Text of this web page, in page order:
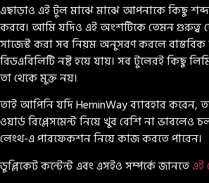
এছাড়াও এই টুল মাঝে মাঝে আপনাকে কিছু
করবে। আমি যদিও এই অংশটিকে তেমন গুরুত্ব
সাজেস্ট করা সব নিয়ম অনুসরণ করলে বাস্তবিক
রিডএবিলিটি নষ্ট হয়ে যায়। সব টুলেরই কিছু
তা থেকে মুক্ত নয়।
তাই আপিনি যদি HeminWay ব্যাবহার করেন,
ওয়ার্ড রিপ্লেসমেন্ট নিয়ে খুব বেশি না ভাবলেও
লেংথ-এ পারফেকশন নিয়ে কাজ করতে পারেন।
ডুপ্লিকেট কন্টেন্ট এবং এসইও সম্পর্কে জানতেএই